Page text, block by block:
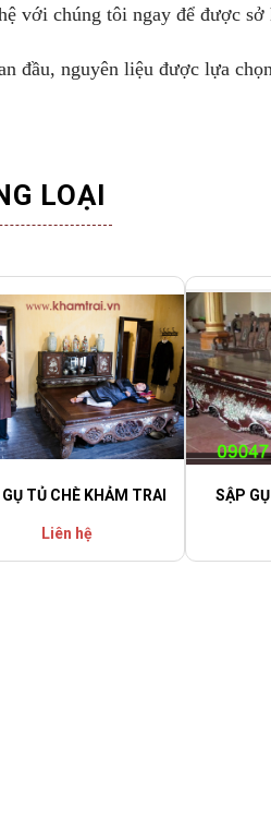
với chúng tôi ngay để được sở
đầu, nguyên liệu được lựa
LOẠI
TỦ CHÈ KHẢM TRAI
Liên hệ
SẬP